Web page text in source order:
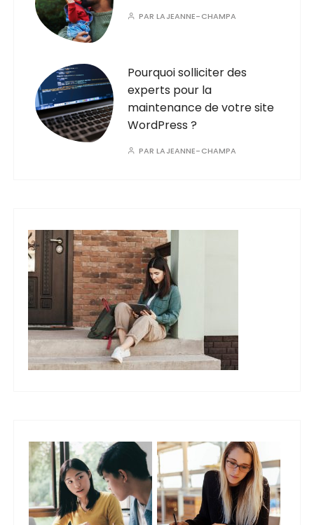
PARLAJEANNE-CHAMPA
Pourquoi solliciter des
experts pour la
maintenance de votre site
WordPress ?
PARLAJEANNE-CHAMPA